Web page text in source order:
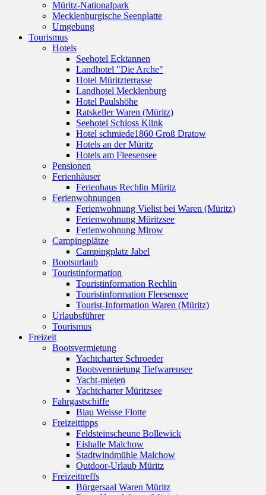
Müritz-Nationalpark
Mecklenburgische Seenplatte
Umgebung
Tourismus
Hotels
Seehotel Ecktannen
Landhotel "Die Arche"
Hotel Müritzterrasse
Landhotel Mecklenburg
Hotel Paulshöhe
Ratskeller Waren (Müritz)
Seehotel Schloss Klink
Hotel schmiede1860 Groß Dratow
Hotels an der Müritz
Hotels am Fleesensee
Pensionen
Ferienhäuser
Ferienhaus Rechlin Müritz
Ferienwohnungen
Ferienwohnung Vielist bei Waren (Müritz)
Ferienwohnung Müritzsee
Ferienwohnung Mirow
Campingplätze
Campingplatz Jabel
Bootsurlaub
Touristinformation
Touristinformation Rechlin
Touristinformation Fleesensee
Tourist-Information Waren (Müritz)
Urlaubsführer
Tourismus
Freizeit
Bootsvermietung
Yachtcharter Schroeder
Bootsvermietung Tiefwarensee
Yacht-mieten
Yachtcharter Müritzsee
Fahrgastschiffe
Blau Weisse Flotte
Freizeittipps
Feldsteinscheune Bollewick
Eishalle Malchow
Stadtwindmühle Malchow
Outdoor-Urlaub Müritz
Freizeittreffs
Bürgersaal Waren Müritz